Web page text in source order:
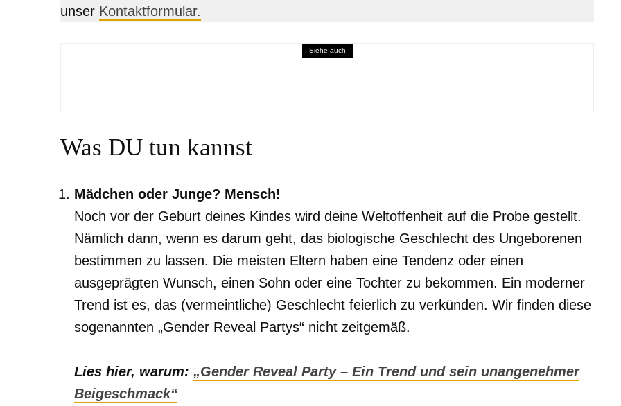
unser Kontaktformular.
Siehe auch
Was DU tun kannst
Mädchen oder Junge? Mensch!
Noch vor der Geburt deines Kindes wird deine Weltoffenheit auf die Probe gestellt.
Nämlich dann, wenn es darum geht, das biologische Geschlecht des Ungeborenen
bestimmen zu lassen. Die meisten Eltern haben eine Tendenz oder einen
ausgeprägten Wunsch, einen Sohn oder eine Tochter zu bekommen. Ein moderner
Trend ist es, das (vermeintliche) Geschlecht feierlich zu verkünden. Wir finden diese
sogenannten „Gender Reveal Partys“ nicht zeitgemäß.
Lies hier, warum: „Gender Reveal Party – Ein Trend und sein unangenehmer
Beigeschmack“